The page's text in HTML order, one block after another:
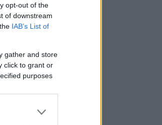
opt-out of the
of downstream
IAB’s List of
gather and store
click to grant or
purposes